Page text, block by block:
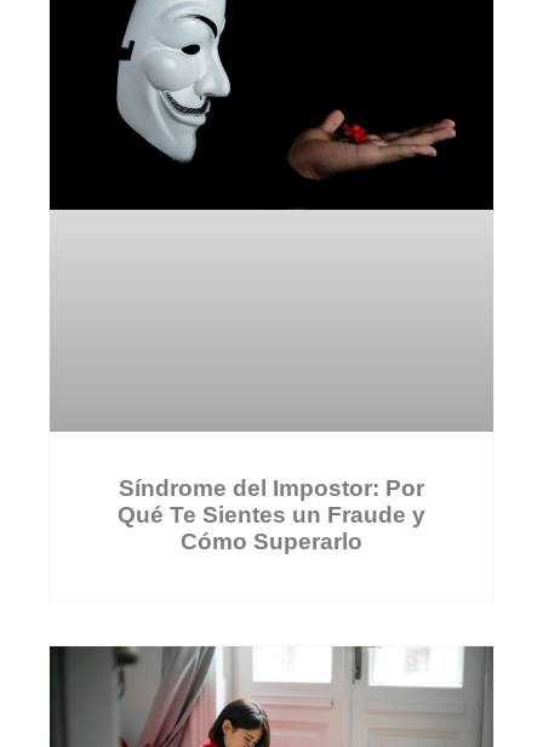
Síndrome del Impostor: Por
Qué Te Sientes un Fraude y
Cómo Superarlo